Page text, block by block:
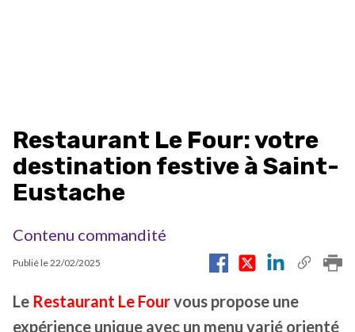
Restaurant Le Four: votre
destination festive à Saint-
Eustache
Contenu commandité
Publié le22/02/2025
Le Restaurant Le Fourvous propose une
expérience unique avec un menu varié orienté